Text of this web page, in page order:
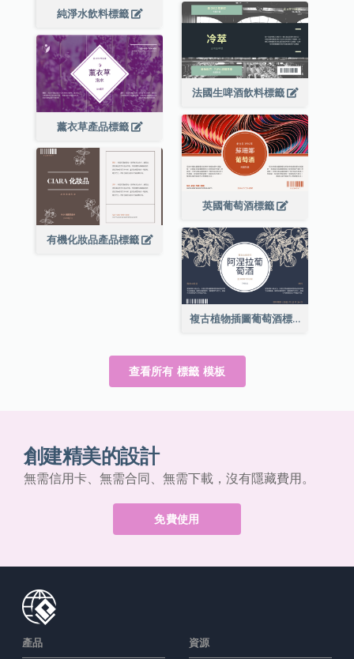
純淨水飲料標籤
法國生啤酒飲料標籤
薰衣草產品標籤
英國葡萄酒標籤
有機化妝品產品標籤
複古植物插圖葡萄酒標籤
查看所有 標籤 模板
創建精美的設計
無需信用卡、無需合同、無需下載，沒有隱藏費用。
免費使用
產品 資源